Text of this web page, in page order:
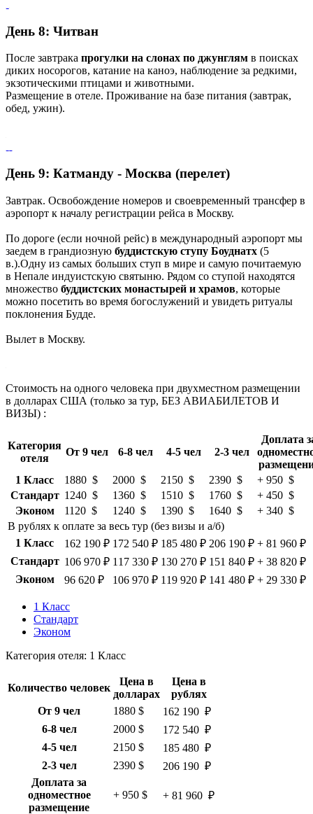
День 8: Читван
После завтрака прогулки на слонах по джунглям в поисках
диких носорогов, катание на каноэ, наблюдение за редкими,
экзотическими птицами и животными.
Размещение в отеле. Проживание на базе питания (завтрак,
обед, ужин).
День 9: Катманду - Москва (перелет)
Завтрак. Освобождение номеров и своевременный трансфер в
аэропорт к началу регистрации рейса в Москву.
По дороге (если ночной рейс) в международный аэропорт мы
заедем в грандиозную буддистскую ступу Боуднатх (5
в.).Одну из самых больших ступ в мире и самую почитаемую
в Непале индуистскую святыню. Рядом со ступой находятся
множество буддистских монастырей и храмов, которые
можно посетить во время богослужений и увидеть ритуалы
поклонения Будде.
Вылет в Москву.
Стоимость на одного человека при двухместном размещении
в долларах США (только за тур, БЕЗ АВИАБИЛЕТОВ И
ВИЗЫ) :
Категория
отеля
От 9 чел 6-8 чел 4-5 чел 2-3 чел
Доплата
1 Класс
1880 $ 2000 $ 2150 $ 2390 $
+ 950 $
Стандарт 1240 $ 1360 $ 1510 $ 1760 $
+ 450 $
Эконом
1120 $ 1240 $ 1390 $ 1640 $
+ 340 $
В рублях к оплате за весь тур (без визы и а/б)
1 Класс
162 190 ₽ 172 540 ₽ 185 480 ₽ 206 190 ₽ + 81 960 ₽
Стандарт 106 970 ₽ 117 330 ₽ 130 270 ₽ 151 840 ₽ + 38 820 ₽
Эконом
96 620 ₽ 106 970 ₽ 119 920 ₽ 141 480 ₽ + 29 330 ₽
1 Класс
Стандарт
Эконом
Категория отеля: 1 Класс
Количество человек
Цена в
долларах
Цена в
рублях
От 9 чел
1880 $
162 190 ₽
6-8 чел
2000 $
172 540 ₽
4-5 чел
2150 $
185 480 ₽
2-3 чел
2390 $
206 190 ₽
Доплата за
одноместное
размещение
+ 950 $ + 81 960 ₽